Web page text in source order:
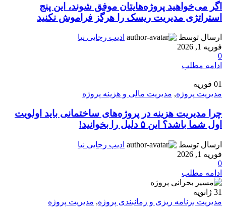
اگر می‌خواهید پروژه‌هایتان موفق شوند، این پنج
استراتژی مدیریت ریسک را هرگز فراموش نکنید
ارسال توسط
ادیب رجایی نیا
فوریه 1, 2026
0
ادامه مطلب
01 فوریه
مدیریت پروژه, مدیریت مالی و هزینه پروژه
چرا مدیریت هزینه در پروژه‌های ساختمانی باید اولویت
اول شما باشد؟ این ۵ دلیل را بخوانید!
ارسال توسط
ادیب رجایی نیا
فوریه 1, 2026
0
ادامه مطلب
31 ژانویه
مدیریت برنامه ریزی و زمانبندی پروژه, مدیریت پروژه